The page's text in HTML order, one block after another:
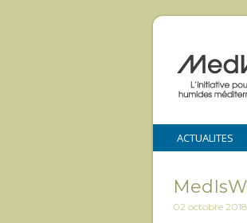
ACTUALITES
02 octobre 2018